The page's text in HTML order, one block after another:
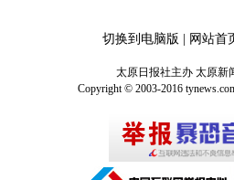
切换到电脑版 | 网站首
太原日报社主办 太原新
Copyright © 2003-2016